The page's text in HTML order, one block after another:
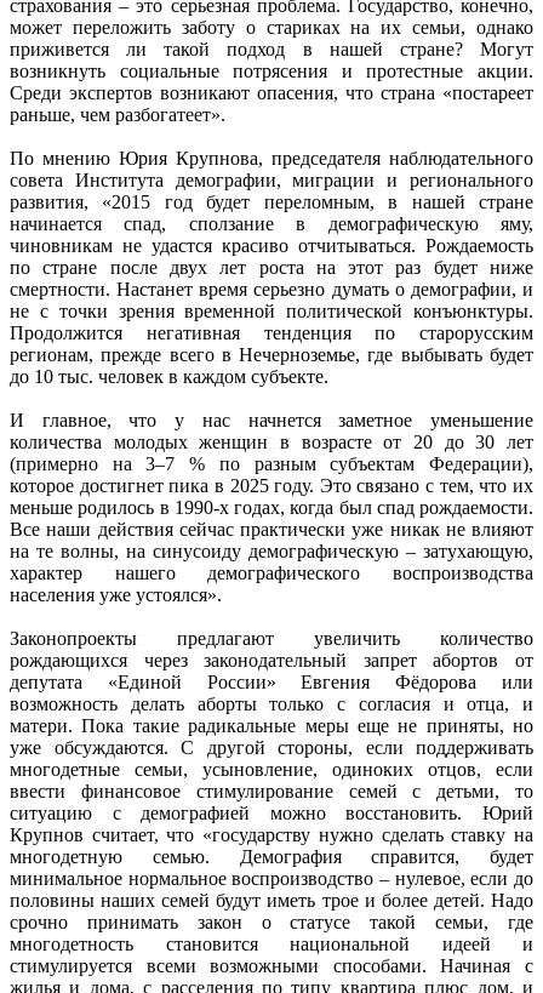
страхования – это серьезная проблема. Государство, конечно,
может переложить заботу о стариках на их семьи, однако
приживется ли такой подход в нашей стране? Могут
возникнуть социальные потрясения и протестные акции.
Среди экспертов возникают опасения, что страна «постареет
раньше, чем разбогатеет».
По мнению Юрия Крупнова, председателя наблюдательного
совета Института демографии, миграции и регионального
развития, «2015 год будет переломным, в нашей стране
начинается спад, сползание в демографическую яму,
чиновникам не удастся красиво отчитываться. Рождаемость
по стране после двух лет роста на этот раз будет ниже
смертности. Настанет время серьезно думать о демографии, и
не с точки зрения временной политической конъюнктуры.
Продолжится негативная тенденция по старорусским
регионам, прежде всего в Нечерноземье, где выбывать будет
до 10 тыс. человек в каждом субъекте.
И главное, что у нас начнется заметное уменьшение
количества молодых женщин в возрасте от 20 до 30 лет
(примерно на 3–7 % по разным субъектам Федерации),
которое достигнет пика в 2025 году. Это связано с тем, что их
меньше родилось в 1990-х годах, когда был спад рождаемости.
Все наши действия сейчас практически уже никак не влияют
на те волны, на синусоиду демографическую – затухающую,
характер нашего демографического воспроизводства
населения уже устоялся».
Законопроекты предлагают увеличить количество
рождающихся через законодательный запрет абортов от
депутата «Единой России» Евгения Фёдорова или
возможность делать аборты только с согласия и отца, и
матери. Пока такие радикальные меры еще не приняты, но
уже обсуждаются. С другой стороны, если поддерживать
многодетные семьи, усыновление, одиноких отцов, если
ввести финансовое стимулирование семей с детьми, то
ситуацию с демографией можно восстановить. Юрий
Крупнов считает, что «государству нужно сделать ставку на
многодетную семью. Демография справится, будет
минимальное нормальное воспроизводство – нулевое, если до
половины наших семей будут иметь трое и более детей. Надо
срочно принимать закон о статусе такой семьи, где
многодетность становится национальной идеей и
стимулируется всеми возможными способами. Начиная с
жилья и дома, с расселения по типу квартира плюс дом, и